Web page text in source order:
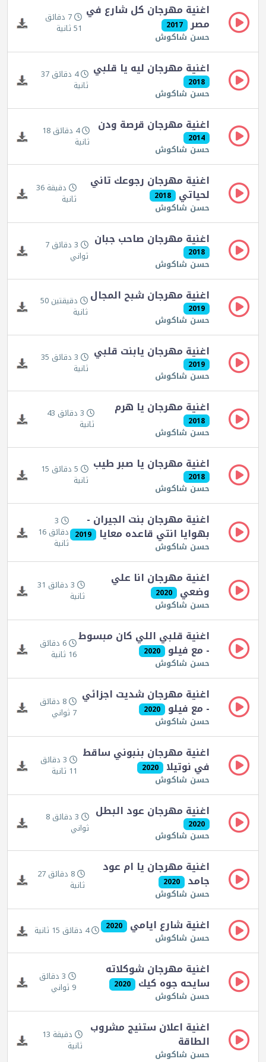
اغنية مهرجان كل شارع في
مصر 2017
حسن شاكوش
7 دقائق
51 ثانية
اغنية مهرجان ليه يا قلبي
2018
حسن شاكوش
4 دقائق 37
ثانية
اغنية مهرجان قرصة ودن
2014
حسن شاكوش
4 دقائق 18
ثانية
اغنية مهرجان رجوعك تاني
لحياتي 2018
حسن شاكوش
دقيقة 36
ثانية
اغنية مهرجان صاحب جبان
2018
حسن شاكوش
3 دقائق 7
ثواني
اغنية مهرجان شبح المجال
2019
حسن شاكوش
دقيقتين 50
ثانية
اغنية مهرجان يابنت قلبي
2019
حسن شاكوش
3 دقائق 35
ثانية
اغنية مهرجان يا هرم
2018
حسن شاكوش
3 دقائق 43
ثانية
اغنية مهرجان يا صبر طيب
2018
حسن شاكوش
5 دقائق 15
ثانية
اغنية مهرجان بنت الجيران -
بهوايا انتي قاعده معايا 2019
حسن شاكوش
3
دقائق 16
ثانية
اغنية مهرجان انا علي
وضعي 2020
حسن شاكوش
3 دقائق 31
ثانية
اغنية قلبي اللي كان مبسوط
- مع فيلو 2020
حسن شاكوش
6 دقائق
16 ثانية
اغنية مهرجان شديت اجزائي
- مع فيلو 2020
حسن شاكوش
8 دقائق
7 ثواني
اغنية مهرجان بنبوني ساقط
في نوتيلا 2020
حسن شاكوش
3 دقائق
11 ثانية
اغنية مهرجان عود البطل
2020
حسن شاكوش
3 دقائق 8
ثواني
اغنية مهرجان يا ام عود
جامد 2020
حسن شاكوش
8 دقائق 27
ثانية
اغنية شارع ايامي 2020
حسن شاكوش 4 دقائق 15 ثانية
اغنية مهرجان شوكلاته
سايحه جوه كيك 2020
حسن شاكوش
3 دقائق
9 ثواني
اغنية اعلان ستنيج مشروب
الطاقة
حسن شاكوش
دقيقة 13
ثانية